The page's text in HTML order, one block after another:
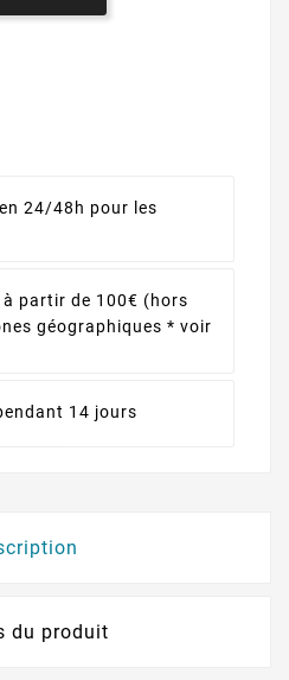
24/48h pour les
partir de 100€ (hors
géographiques * voir
14 jours
du produit